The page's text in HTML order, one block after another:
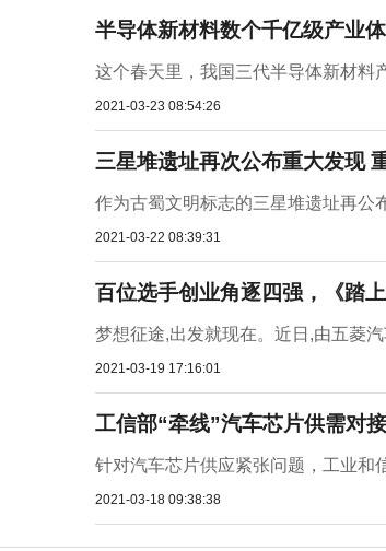
半导体新材料数个千亿级产业
这个春天里，我国三代半导体新材料
2021-03-23 08:54:26
三星堆遗址再次公布重大发现
作为古蜀文明标志的三星堆遗址再公
2021-03-22 08:39:31
百位选手创业角逐四强，《踏
梦想征途,出发就现在。近日,由五菱
2021-03-19 17:16:01
工信部“牵线”汽车芯片供需对
针对汽车芯片供应紧张问题，工业和
2021-03-18 09:38:38